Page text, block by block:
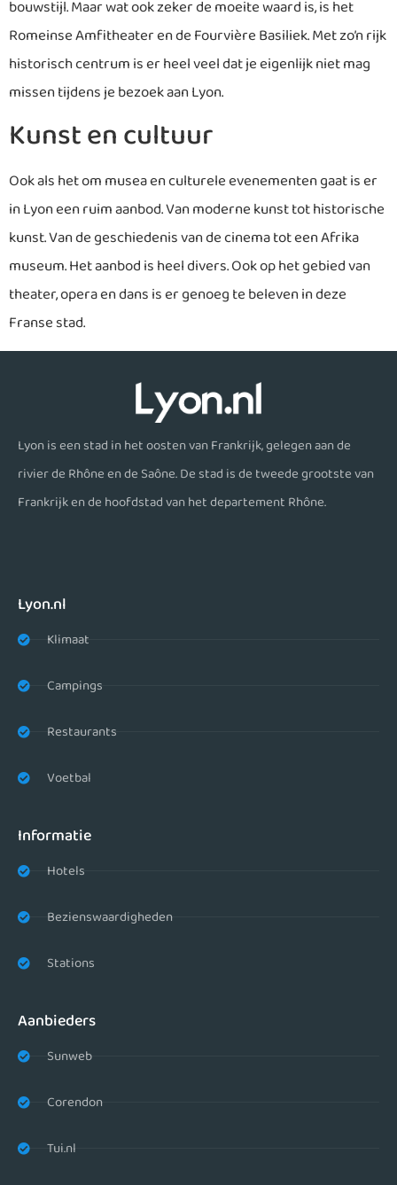
bouwstijl. Maar wat ook zeker de moeite waard is, is het
Romeinse Amfitheater en de Fourvière Basiliek. Met zo’n rijk
historisch centrum is er heel veel dat je eigenlijk niet mag
missen tijdens je bezoek aan Lyon.
Kunst en cultuur
Ook als het om musea en culturele evenementen gaat is er
in Lyon een ruim aanbod. Van moderne kunst tot historische
kunst. Van de geschiedenis van de cinema tot een Afrika
museum. Het aanbod is heel divers. Ook op het gebied van
theater, opera en dans is er genoeg te beleven in deze
Franse stad.
Lyon is een stad in het oosten van Frankrijk, gelegen aan de
rivier de Rhône en de Saône. De stad is de tweede grootste van
Frankrijk en de hoofdstad van het departement Rhône.
Lyon.nl
Klimaat
Campings
Restaurants
Voetbal
Informatie
Hotels
Bezienswaardigheden
Stations
Aanbieders
Sunweb
Corendon
Tui.nl